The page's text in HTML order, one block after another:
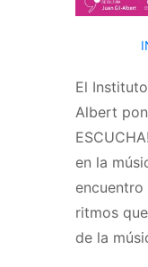
El
Albert
en la
ritmos
de la